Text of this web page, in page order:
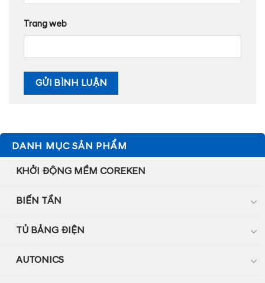
Trang web
DANH MỤC SẢN PHẨM
KHỞI ĐỘNG MỀM COREKEN
BIẾN TẦN
TỦ BẢNG ĐIỆN
AUTONICS